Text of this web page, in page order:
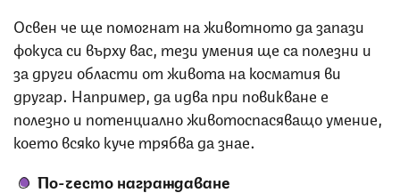
Освен че ще помогнат на животното да запази
фокуса си върху вас, тези умения ще са полезни и
за други области от живота на косматия ви
другар. Например, да идва при повикване е
полезно и потенциално животоспасяващо умение,
което всяко куче трябва да знае.
По-често награждаване